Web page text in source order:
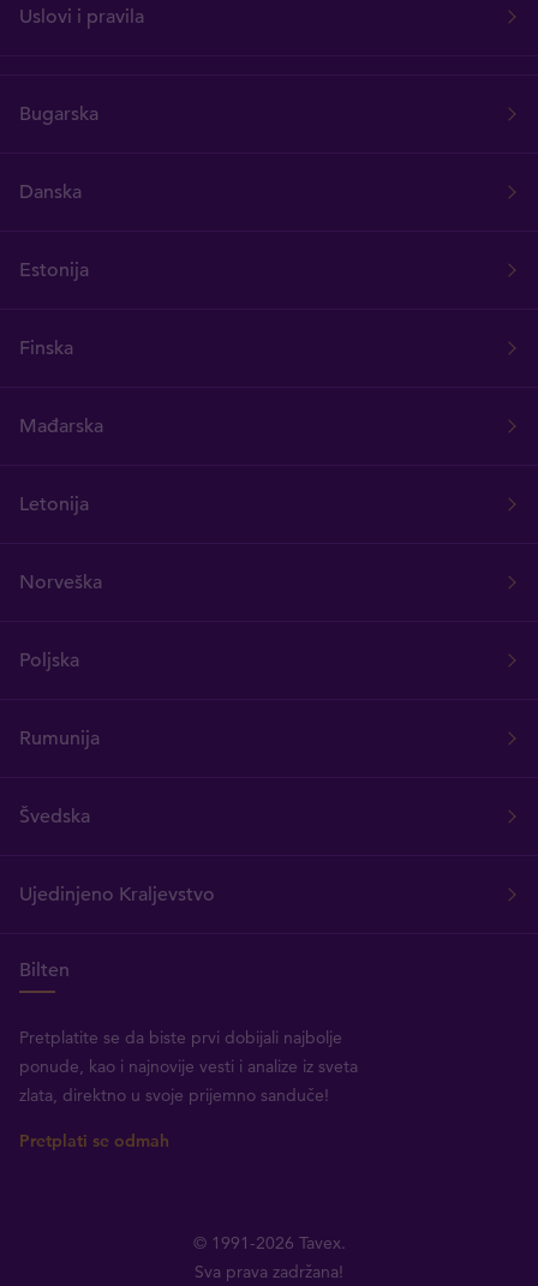
Uslovi i pravila
Bugarska
Danska
Estonija
Finska
Mađarska
Letonija
Norveška
Poljska
Rumunija
Švedska
Ujedinjeno Kraljevstvo
Bilten
Pretplatite se da biste prvi dobijali najbolje
ponude, kao i najnovije vesti i analize iz sveta
zlata, direktno u svoje prijemno sanduče!
Pretplati se odmah
© 1991-2026 Tavex.
Sva prava zadržana!